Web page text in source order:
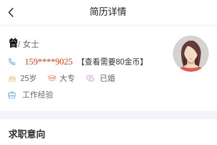
简历详情
曾/ 女士
159****9025 【查看需要80金币】
25岁 大专 已婚
工作经验
求职意向